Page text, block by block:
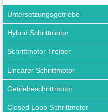
Untersetzungsgetriebe
Hybrid Schrittmotor
Schrittmotor Treiber
Linearer Schrittmotor
Getriebeschrittmotor
Closed Loop Schrittmotor